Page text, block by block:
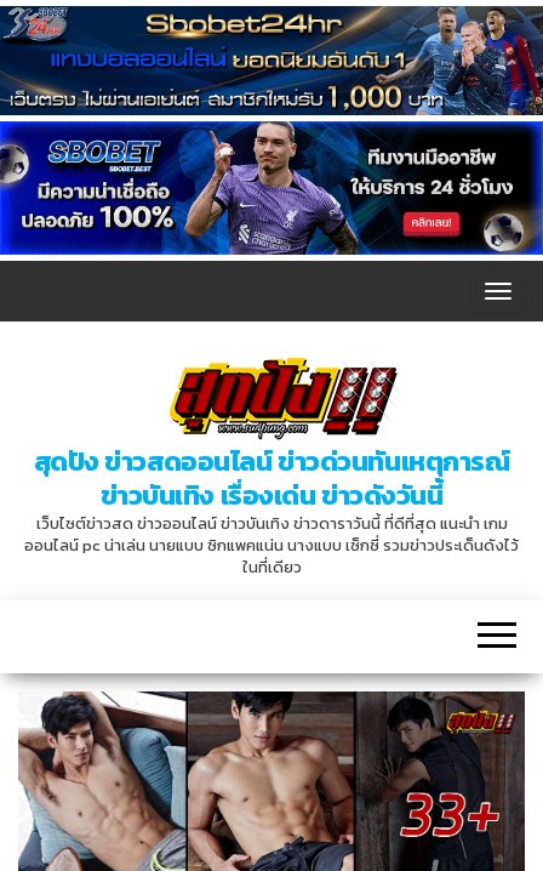
T
e
a
g
a
t
i
o
n
สุดปัง ข่าวสดออนไลน์ ข่าวด่วนทันเหตุการณ์
ข่าวบันเทิง เรื่องเด่น ข่าวดังวันนี้
เว็บไซต์ข่าวสด ข่าวออนไลน์ ข่าวบันเทิง ข่าวดาราวันนี้ ที่ดีที่สุด แนะนำ เกม
ออนไลน์ pc น่าเล่น นายแบบ ซิกแพคแน่น นางแบบ เซ็กซี่ รวมข่าวประเด็นดังไว้
ในที่เดียว